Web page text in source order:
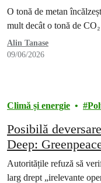
O tonă de metan
mult decât o tonă de
Alin Tanase
09/06/2026
Climă și energie
Posibilă
Deep:
reale și asumare
proiect
Autoritățile refuză să
larg drept „irelevante